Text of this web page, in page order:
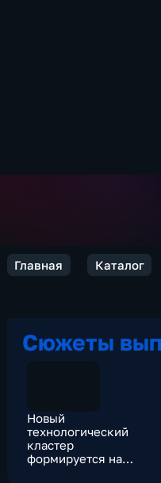
Главная Каталог
Сюжеты
Новый
технологический
кластер
формируется на